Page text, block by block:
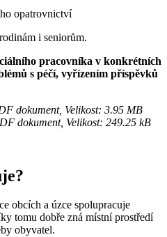
opatrovnictví
i seniorům.
pracovníka v konkrétních
s péčí, vyřízením příspěvků
dokument, Velikost: 3.95 MB
dokument, Velikost: 249.25 kB
obcích a úzce spolupracuje
tomu dobře zná místní prostředí
obyvatel.